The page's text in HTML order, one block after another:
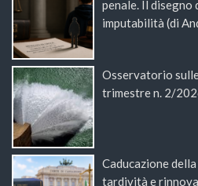
penale. Il disegno
imputabilità (di
Osservatorio
trimestre n. 2/
Caducazione
tardività e